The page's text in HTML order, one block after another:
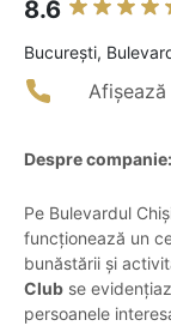
8.6
Bucureşti,
Despre companie:
Pe Bulevardul
funcționează un
bunăstării și
Club se
persoanele